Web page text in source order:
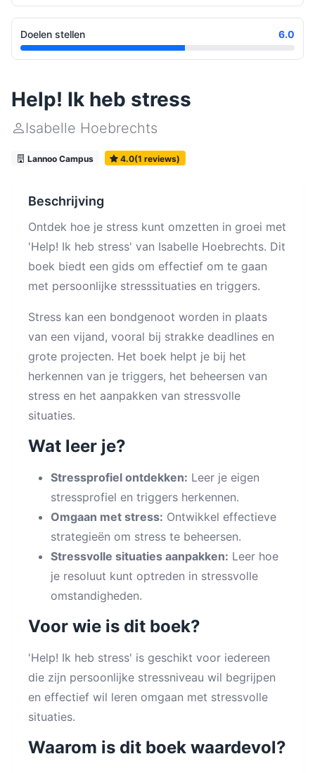
Doelen stellen 6.0
Help! Ik heb stress
Isabelle Hoebrechts
Lannoo Campus 4.0(1 reviews)
Beschrijving
Ontdek hoe je stress kunt omzetten in groei met
'Help! Ik heb stress' van Isabelle Hoebrechts. Dit
boek biedt een gids om effectief om te gaan
met persoonlijke stresssituaties en triggers.
Stress kan een bondgenoot worden in plaats
van een vijand, vooral bij strakke deadlines en
grote projecten. Het boek helpt je bij het
herkennen van je triggers, het beheersen van
stress en het aanpakken van stressvolle
situaties.
Wat leer je?
Stressprofiel ontdekken: Leer je eigen
stressprofiel en triggers herkennen.
Omgaan met stress: Ontwikkel effectieve
strategieën om stress te beheersen.
Stressvolle situaties aanpakken: Leer hoe
je resoluut kunt optreden in stressvolle
omstandigheden.
Voor wie is dit boek?
'Help! Ik heb stress' is geschikt voor iedereen
die zijn persoonlijke stressniveau wil begrijpen
en effectief wil leren omgaan met stressvolle
situaties.
Waarom is dit boek waardevol?